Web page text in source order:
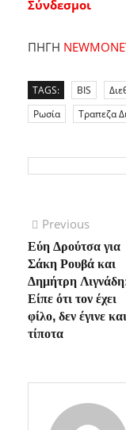
Σύνδεσμοι
ΠΗΓΗ
TAGS: BIS
Ρωσία
Τραπεζα
Πλοήγηση
άρθρων
Previous
post:
Εύη Δρούτσα για
Σάκη Ρουβά και
Δημήτρη
Είπε ότι τον έχει
φίλο, δεν έγινε και
τίποτα